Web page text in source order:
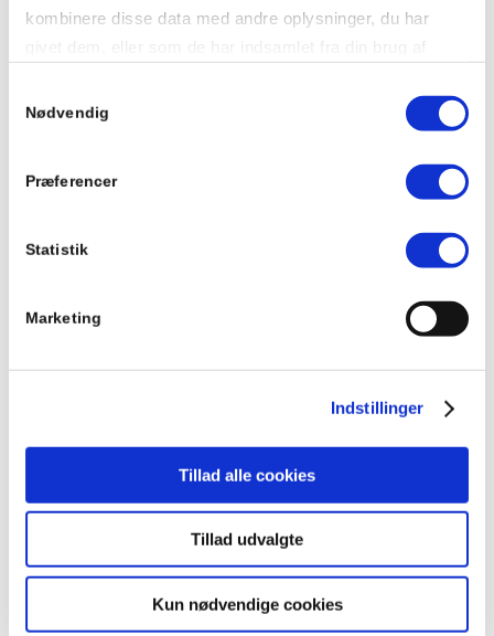
kombinere disse data med andre oplysninger, du har
Nødvendig
Præferencer
Statistik
Marketing
Indstillinger
Tillad alle cookies
Tillad udvalgte
Kun nødvendige cookies
I samtalerne med børnene bruger
vægtæppe, tegninger og rygsækken
rygsækken er der toiletsager, tøj,
Udover sit arbejde på Kvindehjemmet
i Landsorganisationen af
Kvindekrisecentres (LOKK)
børnegruppe samt i Mary Fondens
ekspertpanel på voldsområdet.